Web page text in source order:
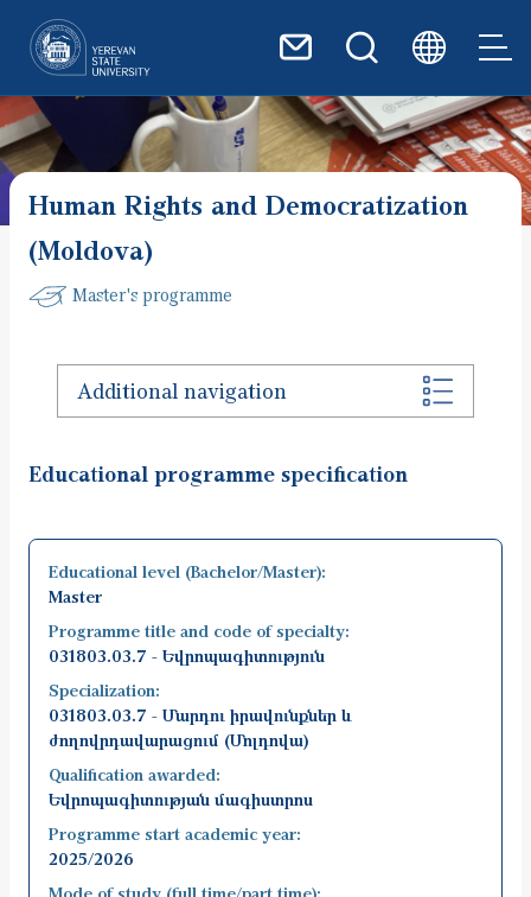
Human Rights and Democratization
(Moldova)
Master's programme
Additional navigation
Educational programme specification
Educational level (Bachelor/Master):
Master
Programme title and code of specialty:
031803.03.7 - Եվրոպագիտություն
Specialization:
031803.03.7 - Մարդու իրավունքներ և
ժողովրդավարացում (Մոլդովա)
Qualification awarded:
Եվրոպագիտության մագիստրոս
Programme start academic year:
2025/2026